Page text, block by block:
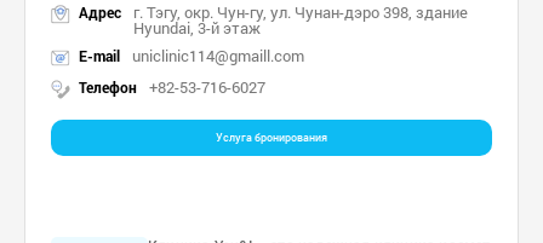
Адрес г. Тэгу, окр. Чун-гу, ул. Чунан-дэро 398, здание
Hyundai, 3-й этаж
E-mail uniclinic114@gmaill.com
Телефон +82-53-716-6027
Услуга бронирования